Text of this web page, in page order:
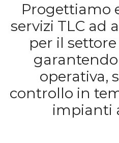
Progettiamo
servizi TLC ad
per il
operativa,
controllo in
impianti